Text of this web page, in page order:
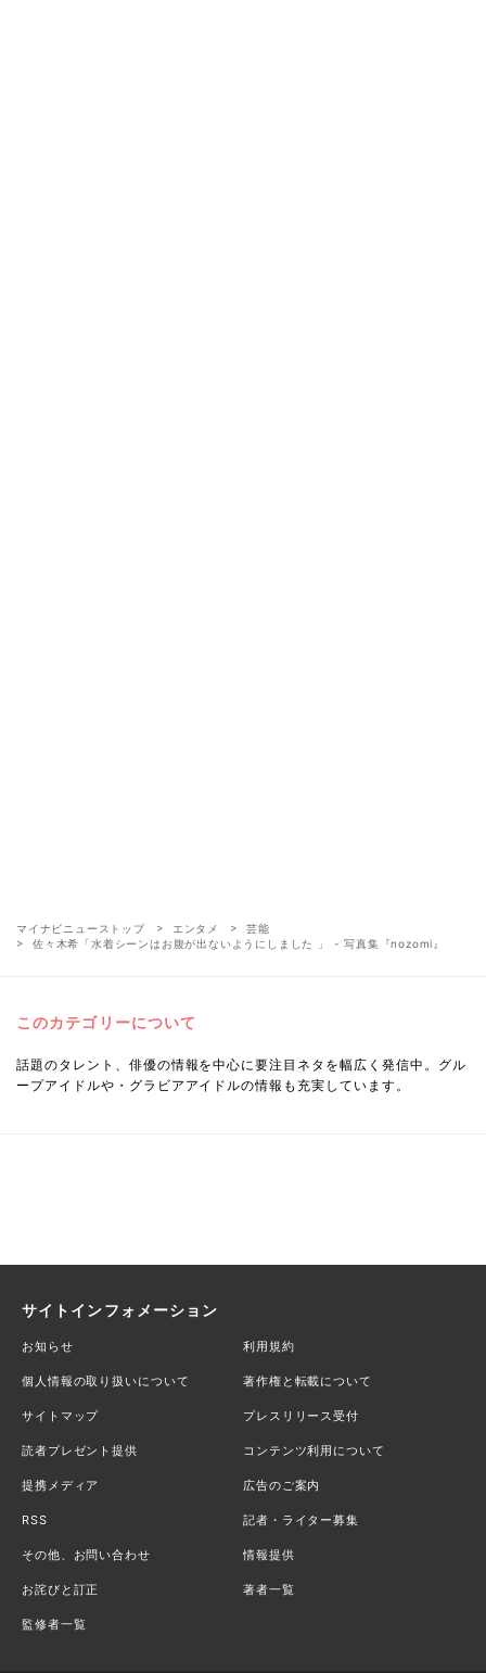
マイナビニューストップ エンタメ
芸能
佐々木希「水着シーンはお腹が出ないようにしました 」 - 写真集『nozomi』
このカテゴリーについて
話題のタレント、俳優の情報を中心に要注目ネタを幅広く発信中。グル
ープアイドルや・グラビアアイドルの情報も充実しています。
サイトインフォメーション
お知らせ 利用規約
個人情報の取り扱いについて 著作権と転載について
サイトマップ プレスリリース受付
読者プレゼント提供 コンテンツ利用について
提携メディア 広告のご案内
RSS 記者・ライター募集
その他、お問い合わせ 情報提供
お詫びと訂正 著者一覧
監修者一覧